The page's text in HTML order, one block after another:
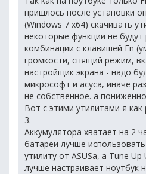
пришлось после установки
(Windows 7 x64) скачивать
некоторые функции не
комбинации с клавишей Fn
громкости, спящий режим,
настройщик экрана - надо
микрософт и асуса, иначе
не собственное. а
Вот с этими утилитами я как
3.
Аккумулятора хватает на 2
батареи лучше
утилиту от ASUSа, а Tune
лучше настраивает ноутбук